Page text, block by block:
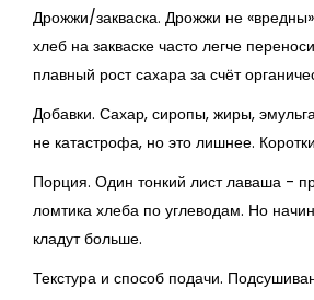
Дрожжи/закваска. Дрожжи не
хлеб на закваске часто легче
плавный рост сахара за счёт
Добавки. Сахар, сиропы, жиры,
не катастрофа, но это лишнее.
Порция. Один тонкий лист лаваша -
ломтика хлеба по углеводам. Но
кладут больше.
Текстура и способ подачи.